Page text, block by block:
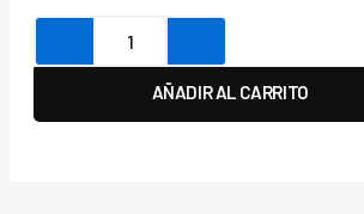
AÑADIR AL CARRITO